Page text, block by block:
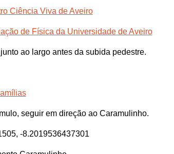
Ciência Viva de Aveiro
de Física da Universidade de Aveiro
ao largo antes da subida pedestre.
seguir em direção ao Caramulinho.
-8.2019536437301